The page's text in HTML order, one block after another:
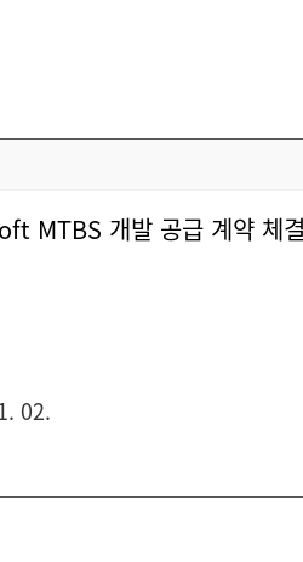
MTBS 개발 공급 계약 체
02.